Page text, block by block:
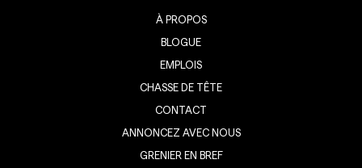
À PROPOS
BLOGUE
EMPLOIS
CHASSE DE TÊTE
CONTACT
ANNONCEZ AVEC NOUS
GRENIER EN BREF